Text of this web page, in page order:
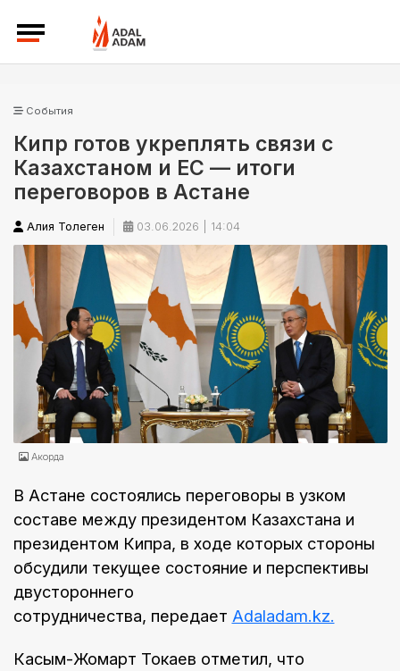
События
Кипр готов укреплять связи с
Казахстаном и ЕС — итоги
переговоров в Астане
Алия Толеген 03.06.2026 | 14:04
Акорда
В Астане состоялись переговоры в узком
составе между президентом Казахстана и
президентом Кипра, в ходе которых стороны
обсудили текущее состояние и перспективы
двустороннего
сотрудничества, передает Adaladam.kz.
Касым-Жомарт Токаев отметил, что